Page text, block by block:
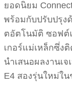
ยอดนิยม
พร้อมกับปรับปรุง
ตอัตโนมัติ ซอฟต์
เกอร์แม่เหล็กซึ่ง
นำเสนอผลงานเจ
E4 สองรุ่นใหม่ใ